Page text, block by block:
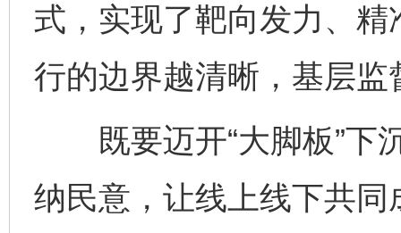
式，实现了靶向发力、
行的边界越清晰，基层监
既要迈开“大脚板”下
纳民意，让线上线下共同